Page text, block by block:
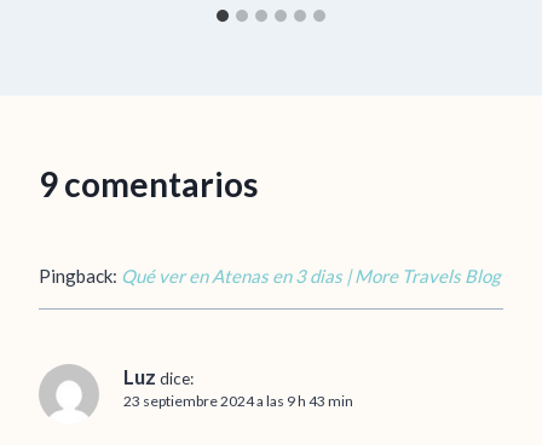
9 comentarios
Pingback: Qué ver en Atenas en 3 dias | More Travels Blog
Luz dice:
23 septiembre 2024 a las 9 h 43 min